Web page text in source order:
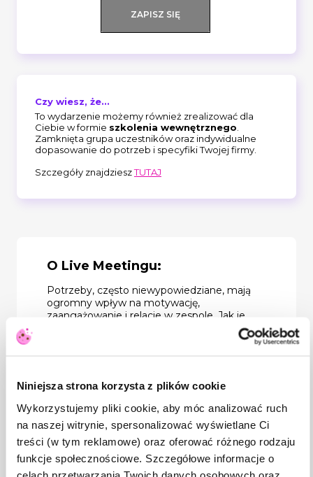
Niniejsza strona korzysta z plików cookie
Wykorzystujemy pliki cookie, aby móc analizować ruch
na naszej witrynie, spersonalizować wyświetlane Ci
treści (w tym reklamowe) oraz oferować różnego rodzaju
funkcje społecznościowe. Szczegółowe informacje o
celach przetwarzania Twoich danych osobowych oraz
ZAPISZ SIĘ
Czy wiesz, że...
To wydarzenie możemy również zrealizować dla
Ciebie w formie szkolenia wewnętrznego
Zamknięta grupa uczestników oraz indywidualne
dopasowanie do potrzeb i specyfiki Twojej firmy.
Szczegóły znajdzieszTUTAJ
O Live Meetingu:
Potrzeby, często niewypowiedziane, mają
ogromny wpływ na motywację,
zaangażowanie i relacje w zespole. Jak je
środowisko pracy, które sprzyja rozwojowi?
potrzeby członków zespołu,
dlaczego potrzeby są kluczowe dla
efektywnej komunikacji i motywacji,
w jaki sposób wspierać ludzi, nie
narzucając rozwiązań, a jednocześnie
budując zaangażowanie i zaufanie.